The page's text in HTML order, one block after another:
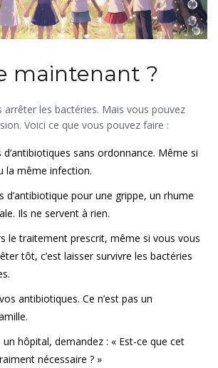
maintenant ?
arrêter les bactéries. Mais vous pouvez
Voici ce que vous pouvez faire :
sans ordonnance. Même si
la même infection.
d’antibiotique pour une grippe, un rhume
Ils ne servent à rien.
le traitement prescrit, même si vous vous
tôt, c’est laisser survivre les bactéries
antibiotiques. Ce n’est pas un
hôpital, demandez : « Est-ce que cet
nécessaire ? »